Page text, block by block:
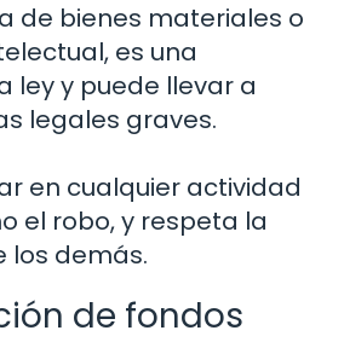
de bienes materiales o
es una
ley y puede llevar a
legales graves.
en cualquier actividad
el robo, y respeta la
los demás.
de fondos